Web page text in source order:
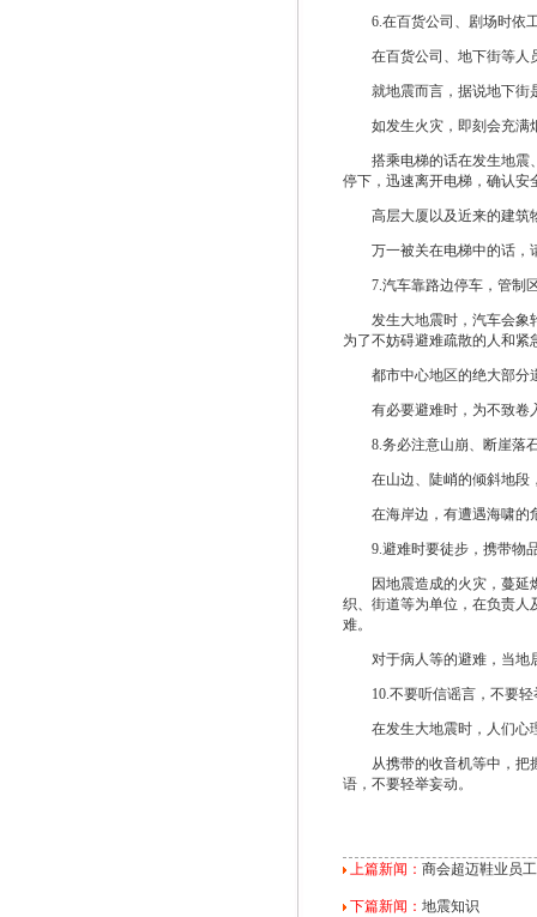
6.在百货公司、剧场时依
在百货公司、地下街等人员
就地震而言，据说地下街是
如发生火灾，即刻会充满
搭乘电梯的话在发生地震、
停下，迅速离开电梯，确认安
高层大厦以及近来的建筑物
万一被关在电梯中的话，
7.汽车靠路边停车，管制
发生大地震时，汽车会象轮
为了不妨碍避难疏散的人和
都市中心地区的绝大部分道
有必要避难时，为不致卷入
8.务必注意山崩、断崖落
在山边、陡峭的倾斜地段，
在海岸边，有遭遇海啸的危
9.避难时要徒步，携带物
因地震造成的火灾，蔓延燃
织、街道等为单位，在负责人
难。
对于病人等的避难，当地居
10.不要听信谣言，不要轻
在发生大地震时，人们心理
从携带的收音机等中，把握
语，不要轻举妄动。
上篇新闻： 商会超迈鞋业员
下篇新闻： 地震知识